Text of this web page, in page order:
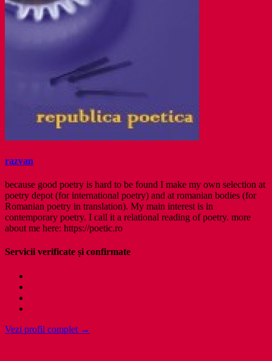
razvan
because good poetry is hard to be found I make my own selection at
poetry depot (for international poetry) and at romanian bodies (for
Romanian poetry in translation). My main interest is in
contemporary poetry. I call it a relational reading of poetry. more
about me here: https://poetic.ro
Servicii verificate și confirmate
Vezi profil complet →